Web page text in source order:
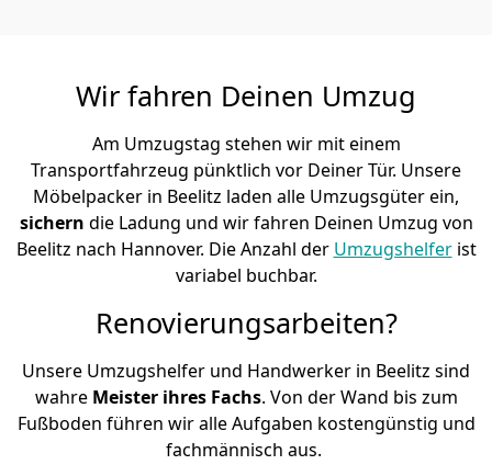
Wir fahren Deinen Umzug
Am Umzugstag stehen wir mit einem
Transportfahrzeug pünktlich vor Deiner Tür. Unsere
Möbelpacker in Beelitz laden alle Umzugsgüter ein,
sichern die Ladung und wir fahren Deinen Umzug von
Beelitz nach Hannover. Die Anzahl der Umzugshelferist
variabel buchbar.
Renovierungsarbeiten?
Unsere Umzugshelfer und Handwerker in Beelitz sind
wahre Meister ihres Fachs. Von der Wand bis zum
Fußboden führen wir alle Aufgaben kostengünstig und
fachmännisch aus.